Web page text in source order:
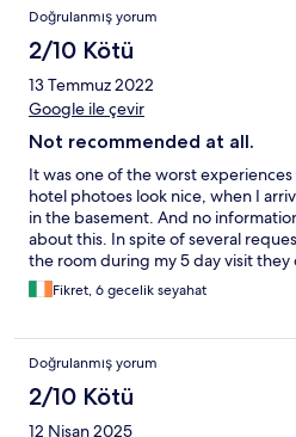
Doğrulanmış yorum
2/10 Kötü
13 Temmuz 2022
Google ile çevir
Not recommended at all.
It was one of the worst
hotel photoes look nice, when I
in the basement. And no
about this. In spite of several
the room during my 5 day visit
check before arriving whether it is
are small. The elevator does ot
one of the worst hotel experience I
Fikret, 6 gecelik seyahat
Doğrulanmış yorum
2/10 Kötü
12 Nisan 2025